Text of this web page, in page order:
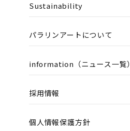
Sustainability
パラリンアートについて
information（ニュース一覧）
採用情報
個人情報保護方針